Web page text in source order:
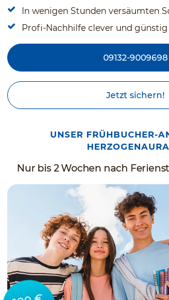
In wenigen Stunden versäumten
Profi-Nachhilfe clever und günstig
09132-9009698
Jetzt sichern!
UNSER FRÜHBUCHER-
Nur bis 2 Wochen nach